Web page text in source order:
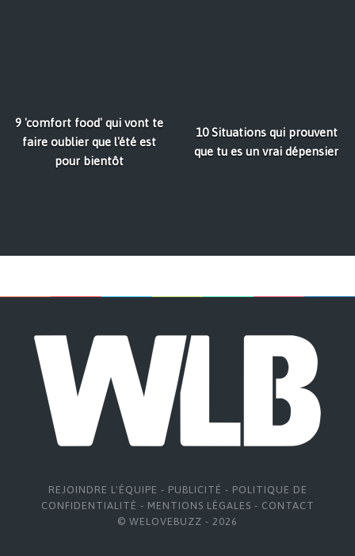
9 'comfort food' qui vont te
faire oublier que l'été est
pour bientôt
10 Situations qui prouvent
que tu es un vrai dépensier
REJOINDRE L'ÉQUIPE - PUBLICITÉ - POLITIQUE DE
CONFIDENTIALITÉ - MENTIONS LÉGALES - CONTACT
© WELOVEBUZZ - 2026